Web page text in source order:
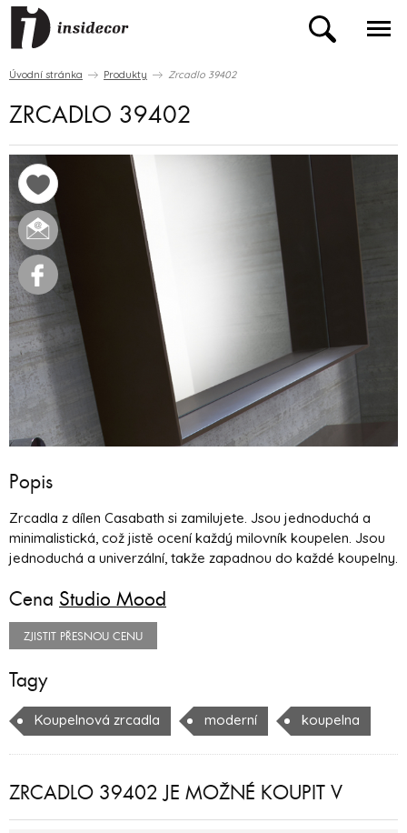
Úvodní stránka Produkty Zrcadlo 39402
ZRCADLO 39402
Popis
Zrcadla z dílen Casabath si zamilujete. Jsou jednoduchá a
minimalistická, což jistě ocení každý milovník koupelen. Jsou
jednoduchá a univerzální, takže zapadnou do každé koupelny.
Cena Studio Mood
ZJISTIT PŘESNOU CENU
Tagy
Koupelnová zrcadla moderní koupelna
ZRCADLO 39402 JE MOŽNÉ KOUPIT V